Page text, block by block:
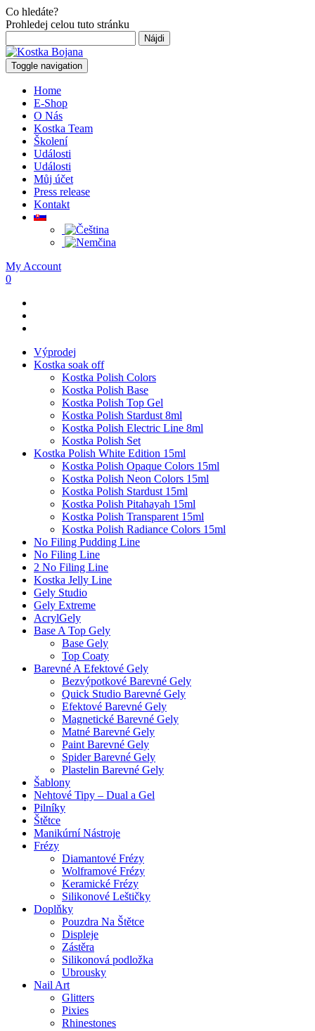
Co hledáte?
Prohledej celou tuto stránku
Toggle navigation
Home
E-Shop
O Nás
Kostka Team
Školení
Události
Události
Můj účet
Press release
Kontakt
My Account
0
Výprodej
Kostka soak off
Kostka Polish Colors
Kostka Polish Base
Kostka Polish Top Gel
Kostka Polish Stardust 8ml
Kostka Polish Electric Line 8ml
Kostka Polish Set
Kostka Polish White Edition 15ml
Kostka Polish Opaque Colors 15ml
Kostka Polish Neon Colors 15ml
Kostka Polish Stardust 15ml
Kostka Polish Pitahayah 15ml
Kostka Polish Transparent 15ml
Kostka Polish Radiance Colors 15ml
No Filing Pudding Line
No Filing Line
2 No Filing Line
Kostka Jelly Line
Gely Studio
Gely Extreme
AcrylGely
Base A Top Gely
Base Gely
Top Coaty
Barevné A Efektové Gely
Bezvýpotkové Barevné Gely
Quick Studio Barevné Gely
Efektové Barevné Gely
Magnetické Barevné Gely
Matné Barevné Gely
Paint Barevné Gely
Spider Barevné Gely
Plastelin Barevné Gely
Šablony
Nehtové Tipy – Dual a Gel
Pilníky
Štětce
Manikúrní Nástroje
Frézy
Diamantové Frézy
Wolframové Frézy
Keramické Frézy
Silikonové Leštičky
Doplňky
Pouzdra Na Štětce
Displeje
Zástěra
Silikonová podložka
Ubrousky
Nail Art
Glitters
Pixies
Rhinestones